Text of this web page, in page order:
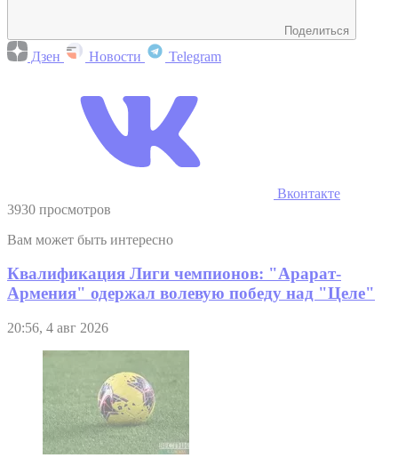
Поделиться
Дзен Новости Telegram
Вконтакте
3930 просмотров
Вам может быть интересно
Квалификация Лиги чемпионов: "Арарат-
Армения" одержал волевую победу над "Целе"
20:56, 4 авг 2026